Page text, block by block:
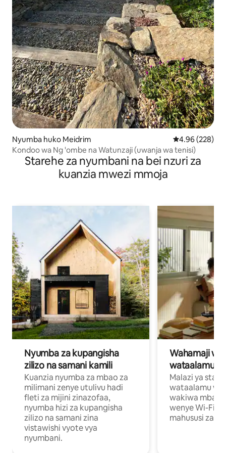
Nyumba huko Meidrim Ukadiriaji wa
4.96 (228)
Kondoo wa Ng 'ombe na Watunzaji (uwanja wa tenisi)
Starehe za nyumbani na bei nzuri za
kuanzia mwezi mmoja
Nyumba za kupangisha
zilizo na samani kamili
Kuanzia nyumba za mbao za
milimani zenye utulivu hadi
fleti za mijini zinazofaa,
nyumba hizi za kupangisha
zilizo na samani zina
vistawishi vyote vya
nyumbani.
Wahamaji
wataalamu
Malazi ya
wataalamu
wakiwa mbali
wenye Wi-Fi
mahususi za